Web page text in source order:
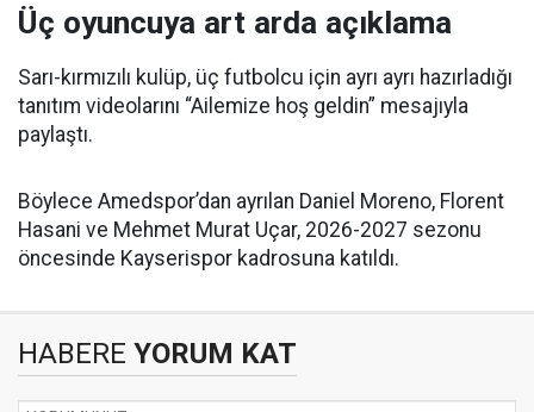
Üç oyuncuya art arda açıklama
Sarı-kırmızılı kulüp, üç futbolcu için ayrı ayrı hazırladığı
tanıtım videolarını “Ailemize hoş geldin” mesajıyla
paylaştı.
Böylece Amedspor’dan ayrılan Daniel Moreno, Florent
Hasani ve Mehmet Murat Uçar, 2026-2027 sezonu
öncesinde Kayserispor kadrosuna katıldı.
HABERE YORUM KAT